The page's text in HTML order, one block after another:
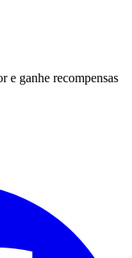
e ganhe recompensas